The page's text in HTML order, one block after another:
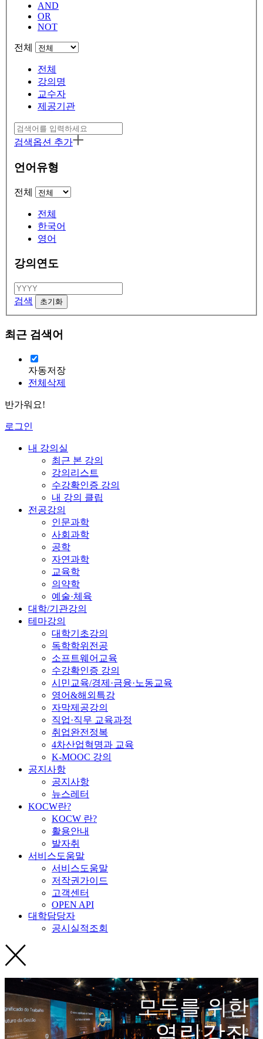
AND
OR
NOT
전체
전체
강의명
교수자
제공기관
검색옵션 추가
언어유형
전체
전체
한국어
영어
강의연도
검색
최근 검색어
자동저장
전체삭제
반가워요!
로그인
내 강의실
최근 본 강의
강의리스트
수강확인증 강의
내 강의 클립
전공강의
인문과학
사회과학
공학
자연과학
교육학
의약학
예술·체육
대학/기관강의
테마강의
대학기초강의
독학학위전공
소프트웨어교육
수강확인증 강의
시민교육/경제·금융·노동교육
영어&해외특강
자막제공강의
직업·직무 교육과정
취업완전정복
4차산업혁명과 교육
K-MOOC 강의
공지사항
공지사항
뉴스레터
KOCW란?
KOCW 란?
활용안내
발자취
서비스도움말
서비스도움말
저작권가이드
고객센터
OPEN API
대학담당자
공시실적조회
모두를 위한